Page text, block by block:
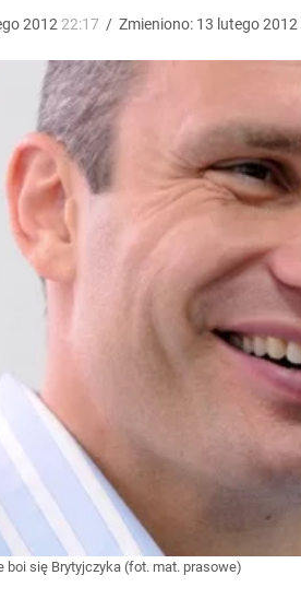
2012 22:17 / Zmieniono: 13 lutego2012
boi się Brytyjczyka (fot. mat. prasowe)